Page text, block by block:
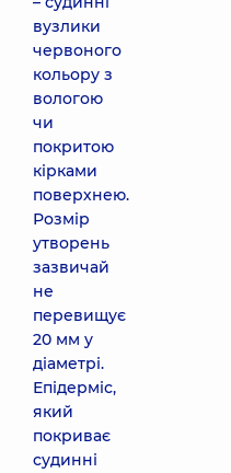
вузлики
червоного
кольору з
вологою
чи
покритою
кірками
поверхнею.
Розмір
утворень
зазвичай
не
перевищує
20 мм у
діаметрі.
Епідерміс,
який
покриває
судинні